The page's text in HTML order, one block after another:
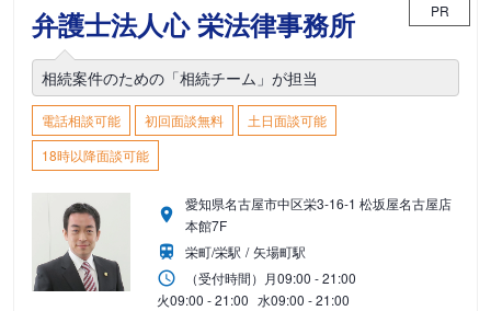
弁護士法人心 栄法律事務所 PR
相続案件のための「相続チーム」が担当
電話相談可能 初回面談無料
土日面談可能
18時以降面談可能
愛知県名古屋市中区栄3-16-1 松坂屋名古屋店
本館7F
栄町/栄駅
矢場町駅
（受付時間） 月09:00 - 21:00
火09:00 - 21:00 水09:00 - 21:00